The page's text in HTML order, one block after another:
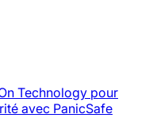
Technology pour
avec PanicSafe